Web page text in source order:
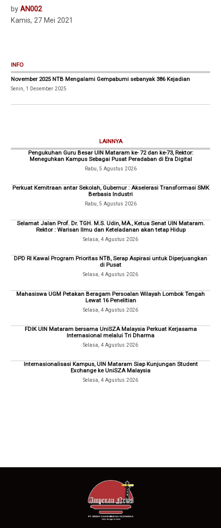
by AN002
Kamis, 27 Mei 2021
INFO
November 2025 NTB Mengalami Gempabumi sebanyak 386 Kejadian
Senin, 1 Desember 2025
LAINNYA
Pengukuhan Guru Besar UIN Mataram ke- 72 dan ke-73, Rektor:
Meneguhkan Kampus Sebagai Pusat Peradaban di Era Digital
Rabu, 5 Agustus 2026
Perkuat Kemitraan antar Sekolah, Gubernur : Akselerasi Transformasi SMK
Berbasis Industri
Rabu, 5 Agustus 2026
Selamat Jalan Prof. Dr. TGH. M.S. Udin, MA., Ketua Senat UIN Mataram.
Rektor : Warisan Ilmu dan Keteladanan akan tetap Hidup
Selasa, 4 Agustus 2026
DPD RI Kawal Program Prioritas NTB, Serap Aspirasi untuk Diperjuangkan
di Pusat
Selasa, 4 Agustus 2026
Mahasiswa UGM Petakan Beragam Persoalan Wilayah Lombok Tengah
Lewat 16 Penelitian
Selasa, 4 Agustus 2026
FDIK UIN Mataram bersama UniSZA Malaysia Perkuat Kerjasama
Internasional melalui Tri Dharma
Selasa, 4 Agustus 2026
Internasionalisasi Kampus, UIN Mataram Siap Kunjungan Student
Exchange ke UniSZA Malaysia
Selasa, 4 Agustus 2026